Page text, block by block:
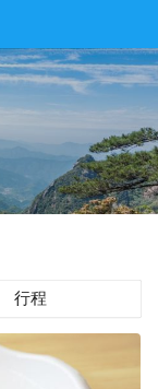
行程